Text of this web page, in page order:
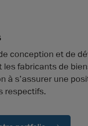
conception et de
les fabricants de
à s’assurer une
respectifs.